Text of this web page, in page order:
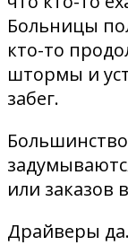
Больницы
кто-то
штормы и
забег.
или заказов
Драйверы да.